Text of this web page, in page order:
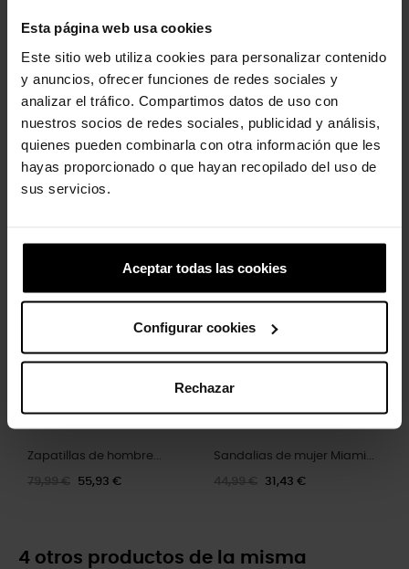
Esta página web usa cookies
Este sitio web utiliza cookies para personalizar contenido
y anuncios, ofrecer funciones de redes sociales y
analizar el tráfico. Compartimos datos de uso con
nuestros socios de redes sociales, publicidad y análisis,
quienes pueden combinarla con otra información que les
hayas proporcionado o que hayan recopilado del uso de
sus servicios.
Aceptar todas las cookies
Configurar cookies
Rechazar
Zuecos unisex Echo U
Zapatillas de hombre...
79,99 € 55,93 €
Sandalias de mujer Miami...
44,99 € 31,43 €
4 otros productos de la misma